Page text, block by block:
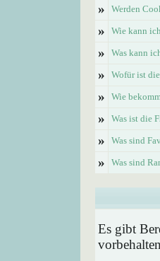
» Werden
» Wie kann
» Was kann
» Wofür ist
» Wie
» Was ist die
» Was sind
» Was sind
Es gibt